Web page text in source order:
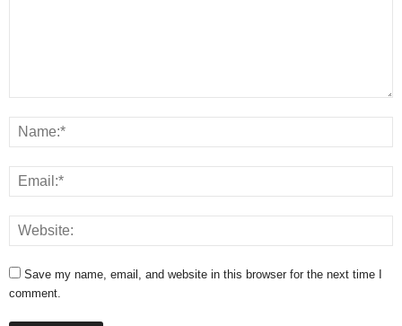
Save my name, email, and website in this browser for the next time I
comment.